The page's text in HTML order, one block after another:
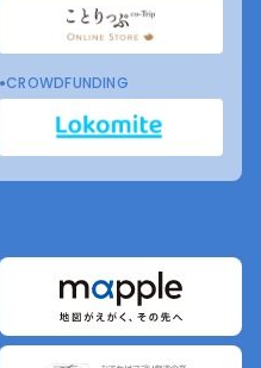
CROWDFUNDING